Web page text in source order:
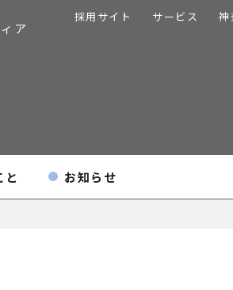
ア
採用サイト サービス 神
と お知らせ